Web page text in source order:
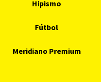
Hipismo
Fútbol
Meridiano Premium